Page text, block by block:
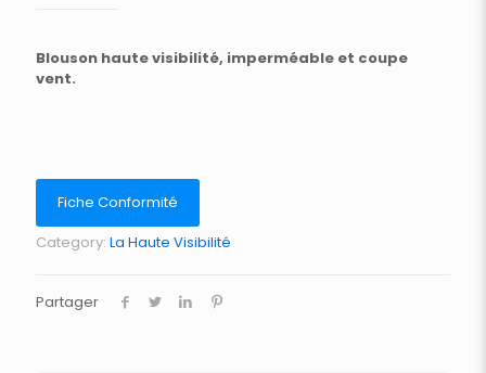
Blouson haute visibilité, imperméable et coupe
vent.
Fiche Conformité
Category: La Haute Visibilité
Partager